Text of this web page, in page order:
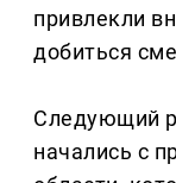
привлекли
добиться
Следующий
начались с